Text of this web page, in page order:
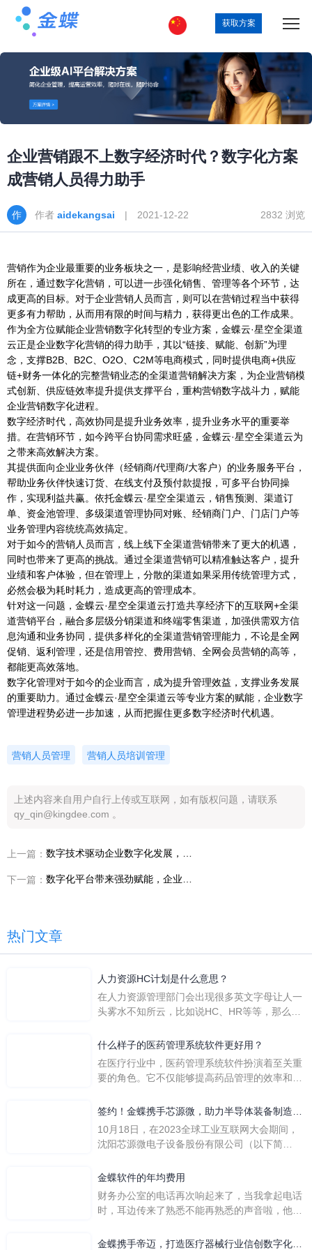
获取方案
企业营销跟不上数字经济时代？数字化方案
成营销人员得力助手
作者 aidekangsai | 2021-12-22 2832 浏览
营销作为企业最重要的业务板块之一，是影响经营业绩、收入的关键
所在，通过数字化营销，可以进一步强化销售、管理等各个环节，达
成更高的目标。对于企业营销人员而言，则可以在营销过程当中获得
更多有力帮助，从而用有限的时间与精力，获得更出色的工作成果。
作为全方位赋能企业营销数字化转型的专业方案，金蝶云·星空全渠道
云正是企业数字化营销的得力助手，其以“链接、赋能、创新”为理
念，支撑B2B、B2C、O2O、C2M等电商模式，同时提供电商+供应
链+财务一体化的完整营销业态的全渠道营销解决方案，为企业营销模
式创新、供应链效率提升提供支撑平台，重构营销数字战斗力，赋能
企业营销数字化进程。
数字经济时代，高效协同是提升业务效率，提升业务水平的重要举
措。在营销环节，如今跨平台协同需求旺盛，金蝶云·星空全渠道云为
之带来高效解决方案。
其提供面向企业业务伙伴（经销商/代理商/大客户）的业务服务平台，
帮助业务伙伴快速订货、在线支付及预付款提报，可多平台协同操
作，实现利益共赢。依托金蝶云·星空全渠道云，销售预测、渠道订
单、资金池管理、多级渠道管理协同对账、经销商门户、门店门户等
业务管理内容统统高效搞定。
对于如今的营销人员而言，线上线下全渠道营销带来了更大的机遇，
同时也带来了更高的挑战。通过全渠道营销可以精准触达客户，提升
业绩和客户体验，但在管理上，分散的渠道如果采用传统管理方式，
必然会极为耗时耗力，造成更高的管理成本。
针对这一问题，金蝶云·星空全渠道云打造共享经济下的互联网+全渠
道营销平台，融合多层级分销渠道和终端零售渠道，加强供需双方信
息沟通和业务协同，提供多样化的全渠道营销管理能力，不论是全网
促销、返利管理，还是信用管控、费用营销、全网会员营销的高等，
都能更高效落地。
数字化管理对于如今的企业而言，成为提升管理效益，支撑业务发展
的重要助力。通过金蝶云·星空全渠道云等专业方案的赋能，企业数字
管理进程势必进一步加速，从而把握住更多数字经济时代机遇。
营销人员管理 营销人员培训管理
上述内容来自用户自行上传或互联网，如有版权问题，请联系
qy_qin@kingdee.com 。
上一篇：
下一篇：
热门文章
人力资源HC计划是什么意思？
在人力资源管理部门会出现很多英文字母让人一
头雾水不知所云，比如说HC、HR等等，那么它
么呢？
什么样子的医药管理系统软件更好用？
在医疗行业中，医药管理系统软件扮演着至关重
要的角色。它不仅能够提高药品管理的效率和准
一个好用的医药管理系统软件应具备以下特点。
地进行操作。 复杂的
签约！金蝶携手芯源微，助力半导体装备制造领
先企业迈向世界
10月18日，在2023全球工业互联网大会期间，
沈阳芯源微电子设备股份有限公司（以下简
下简称“金蝶”）在辽宁沈阳签署战略合作协议。
营管控平台，从而实现公司产研一体化、业财一
体化，提升公司整体业务水平。
金蝶软件的年均费用
财务办公室的电话再次响起来了，当我拿起电话
时，耳边传来了熟悉不能再熟悉的声音啦，他就
软件过程中遇到任何问题，我都可以获得金蝶服
金蝶携手帝迈，打造医疗器械行业信创数字化标